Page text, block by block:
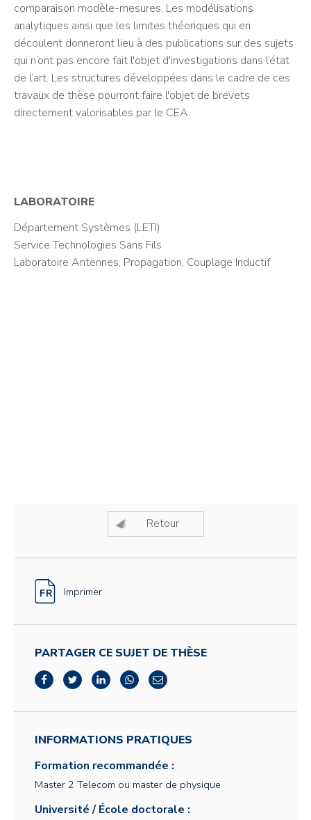
comparaison modèle-mesures. Les modélisations
analytiques ainsi que les limites théoriques qui en
découlent donneront lieu à des publications sur des sujets
qui n’ont pas encore fait l'objet d'investigations dans l’état
de l’art. Les structures développées dans le cadre de ces
travaux de thèse pourront faire l'objet de brevets
directement valorisables par le CEA.
LABORATOIRE
Département Systèmes (LETI)
Service Technologies Sans Fils
Laboratoire Antennes, Propagation, Couplage Inductif
Retour
Imprimer
PARTAGER CE SUJET DE THÈSE
INFORMATIONS PRATIQUES
Formation recommandée :
Master 2 Telecom ou master de physique
Université / École doctorale :